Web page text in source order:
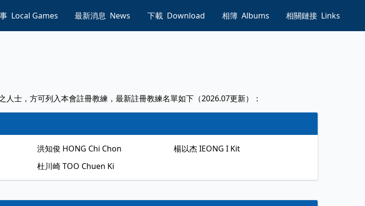
Local Games 最新消息 News 下載 Download 相簿 Albums 相關鏈接 Links
士，方可列入本會註冊教練，最新註冊教練名單如下（2026.07更新）：
洪知俊 HONG Chi Chon 楊以杰 IEONG I Kit
杜川崎TOO Chuen Ki